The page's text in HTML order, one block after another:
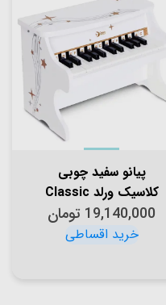
پیانو سفید چوبی
کلاسیک ورلد Classic
World Fantasy Piano
مدل 40536
19,140,000 تومان